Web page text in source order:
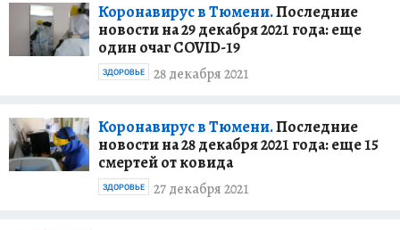
Коронавирус в Тюмени.Последние
новости на 29 декабря 2021 года: еще
один очаг COVID-19
28 декабря 2021
ЗДОРОВЬЕ
Коронавирус в Тюмени.Последние
новости на 28 декабря 2021 года: еще 15
смертей от ковида
27 декабря 2021
ЗДОРОВЬЕ